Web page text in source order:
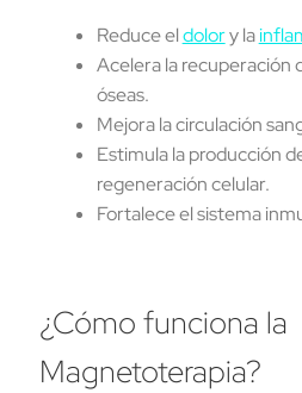
Reduce eldolory la
Acelera la recuperación
óseas.
Mejora la circulación
Estimula la producción
regeneración celular.
Fortalece el sistema
¿Cómo funciona la
Magnetoterapia?